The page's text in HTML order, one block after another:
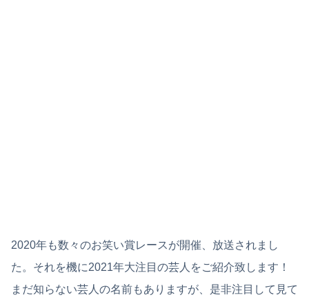
2020年も数々のお笑い賞レースが開催、放送されまし
た。それを機に2021年大注目の芸人をご紹介致します！
まだ知らない芸人の名前もありますが、是非注目して見て